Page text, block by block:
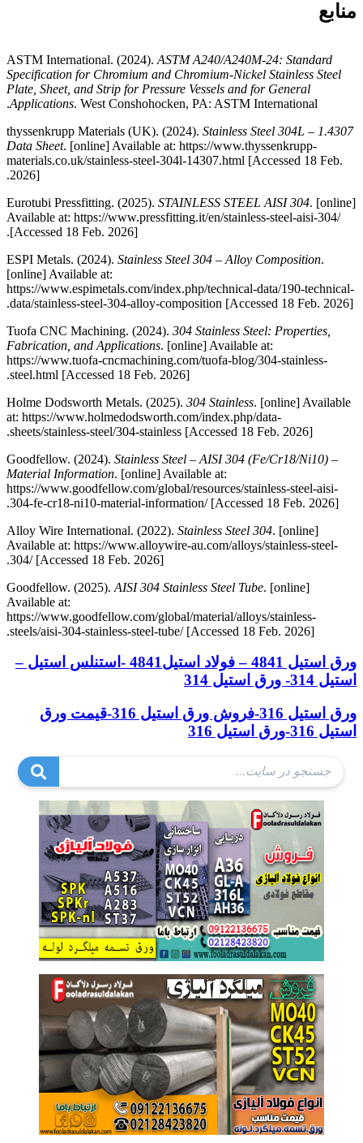
منابع
ASTM International. (2024). ASTM A240/A240M-24: Standard
Specification for Chromium and Chromium-Nickel Stainless Steel
Plate, Sheet, and Strip for Pressure Vessels and for General
Applications. West Conshohocken, PA: ASTM International.
thyssenkrupp Materials (UK). (2024). Stainless Steel 304L – 1.4307
Data Sheet. [online] Available at: https://www.thyssenkrupp-
materials.co.uk/stainless-steel-304l-14307.html [Accessed 18 Feb.
2026].
Eurotubi Pressfitting. (2025). STAINLESS STEEL AISI 304. [online]
Available at: https://www.pressfitting.it/en/stainless-steel-aisi-304/
[Accessed 18 Feb. 2026].
ESPI Metals. (2024). Stainless Steel 304 – Alloy Composition.
[online] Available at:
https://www.espimetals.com/index.php/technical-data/190-technical-
data/stainless-steel-304-alloy-composition [Accessed 18 Feb. 2026].
Tuofa CNC Machining. (2024). 304 Stainless Steel: Properties,
Fabrication, and Applications. [online] Available at:
https://www.tuofa-cncmachining.com/tuofa-blog/304-stainless-
steel.html [Accessed 18 Feb. 2026].
Holme Dodsworth Metals. (2025). 304 Stainless. [online] Available
at: https://www.holmedodsworth.com/index.php/data-
sheets/stainless-steel/304-stainless [Accessed 18 Feb. 2026].
Goodfellow. (2024). Stainless Steel – AISI 304 (Fe/Cr18/Ni10) –
Material Information. [online] Available at:
https://www.goodfellow.com/global/resources/stainless-steel-aisi-
304-fe-cr18-ni10-material-information/ [Accessed 18 Feb. 2026].
Alloy Wire International. (2022). Stainless Steel 304. [online]
Available at: https://www.alloywire-au.com/alloys/stainless-steel-
304/ [Accessed 18 Feb. 2026].
Goodfellow. (2025). AISI 304 Stainless Steel Tube. [online]
Available at:
https://www.goodfellow.com/global/material/alloys/stainless-
steels/aisi-304-stainless-steel-tube/ [Accessed 18 Feb. 2026].
ورق استیل 4841 – فولاد استیل4841 -استنلس استیل –
استیل 314- ورق استیل 314
ورق استیل 316-فروش ورق استیل 316-قیمت ورق
استیل 316-ورق استیل 316